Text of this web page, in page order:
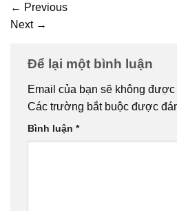
← Previous
Next →
Để lại một bình luận
Email của bạn sẽ không
Các trường bắt buộc được
Bình luận *